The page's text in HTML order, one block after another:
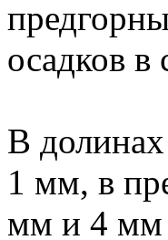
осадков
В долинах
1 мм, в
мм и 4 мм